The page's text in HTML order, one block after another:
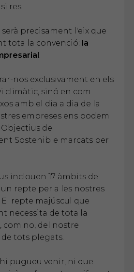
res.
serà precisament l'eix que
tota la convenció: la
.
nos exclusivament en els
climàtic, sinó en com
amb el dia a dia de la
empreses ens podem
de
Sostenible marcats per
inclouen 17 àmbits de
repte per a les nostres
repte majúscul que
necessita de tota la
com no, del nostre
tots plegats.
pugueu venir, ni que